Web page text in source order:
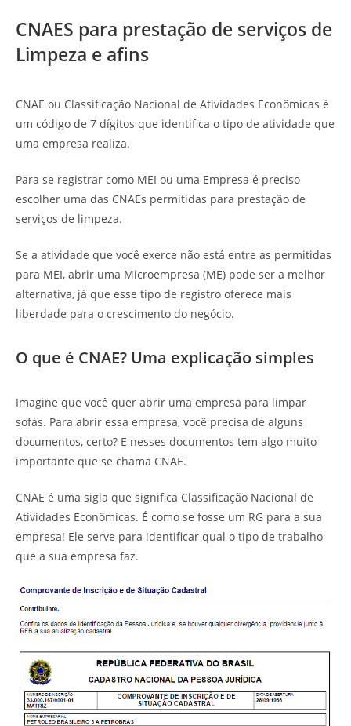
CNAES para prestação de serviços de
Limpeza e afins
CNAE ou Classificação Nacional de Atividades Econômicas é
um código de 7 dígitos que identifica o tipo de atividade que
uma empresa realiza.
Para se registrar como MEI ou uma Empresa é preciso
escolher uma das CNAEs permitidas para prestação de
serviços de limpeza.
Se a atividade que você exerce não está entre as permitidas
para MEI, abrir uma Microempresa (ME) pode ser a melhor
alternativa, já que esse tipo de registro oferece mais
liberdade para o crescimento do negócio.
O que é CNAE? Uma explicação simples
Imagine que você quer abrir uma empresa para limpar
sofás. Para abrir essa empresa, você precisa de alguns
documentos, certo? E nesses documentos tem algo muito
importante que se chama CNAE.
CNAE é uma sigla que significa Classificação Nacional de
Atividades Econômicas. É como se fosse um RG para a sua
empresa! Ele serve para identificar qual o tipo de trabalho
que a sua empresa faz.